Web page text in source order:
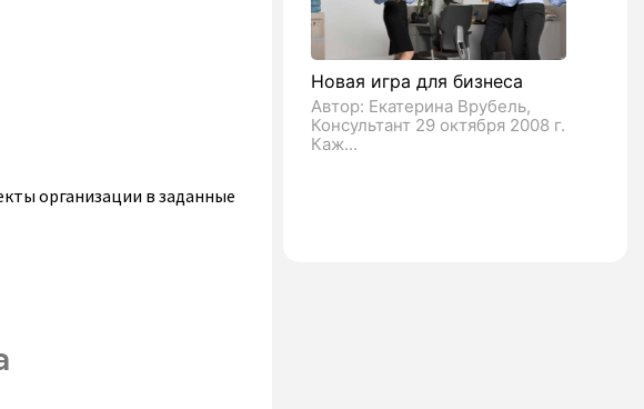
организации в заданные
Новая игра для бизнеса
Автор: Екатерина Врубель,
Консультант 29 октября 2008 г.
Каж...